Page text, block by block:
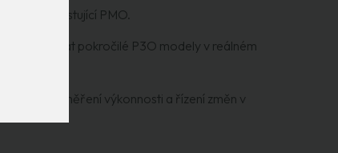
existující PMO.
pokročilé P3O modely v reálném
pro měření výkonnosti a řízení změn v